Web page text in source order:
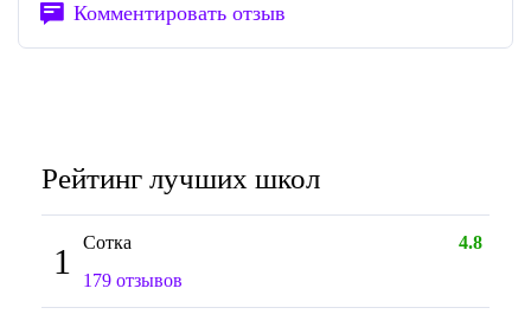
Комментировать отзыв
Рейтинг лучших школ
1 Сотка
4.8
179 отзывов